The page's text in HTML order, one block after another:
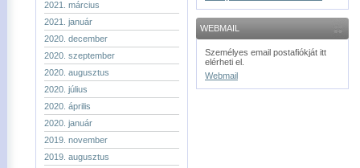
2021. március
2021. január
2020. december
2020. szeptember
2020. augusztus
2020. július
2020. április
2020. január
2019. november
2019. augusztus
WEBMAIL
Személyes email postafiókját itt
elérheti el.
Webmail